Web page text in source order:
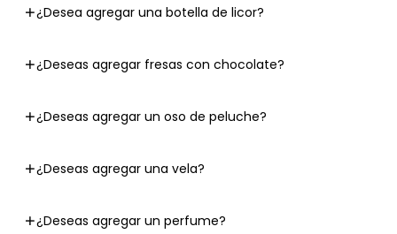
¿Desea agregar una botella de licor?
¿Deseas agregar fresas con chocolate?
¿Deseas agregar un oso de peluche?
¿Deseas agregar una vela?
¿Deseas agregar un perfume?